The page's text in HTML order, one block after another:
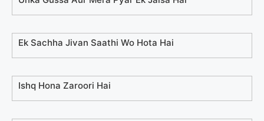
Ek Sachha Jivan Saathi Wo Hota Hai
Ishq Hona Zaroori Hai